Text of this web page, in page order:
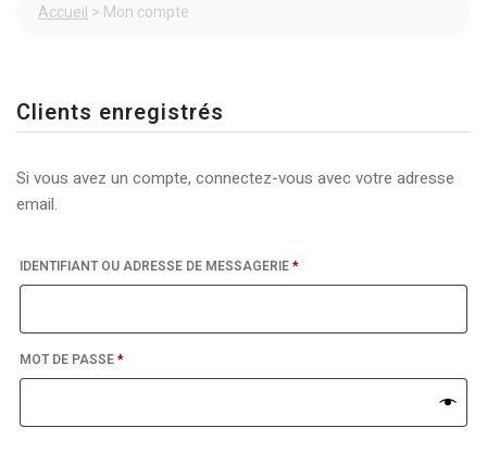
Accueil > Mon compte
Clients enregistrés
Si vous avez un compte, connectez-vous avec votre adresse
email.
IDENTIFIANT OU ADRESSE DE MESSAGERIE*OBLIGATOIRE
MOT DE PASSE*OBLIGATOIRE